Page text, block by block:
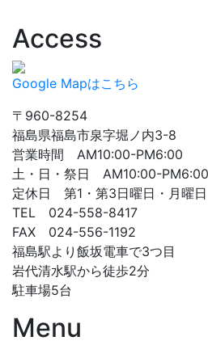
Access
Google Mapはこちら
〒960-8254
福島県福島市泉字堀ノ内3-8
営業時間 AM10:00-PM6:00
土・日・祭日 AM10:00-PM6:00
定休日 第1・第3日曜日・月
TEL 024-558-8417
FAX 024-556-1192
福島駅より飯坂電車で3つ目
岩代清水駅から徒歩2分
駐車場5台
Menu